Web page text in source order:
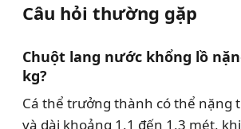
Câu hỏi thường gặp
Chuột lang nước khổng lồ
kg?
Cá thể trưởng thành có thể nặng
và dài khoảng 1,1 đến 1,3 mét,